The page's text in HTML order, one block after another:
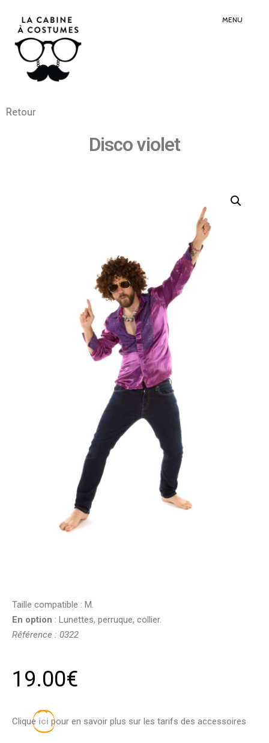
MENU
Retour
Disco violet
Taille compatible : M.
En option : Lunettes, perruque, collier.
Référence : 0322
19.00€
Clique ici pour en savoir plus sur les tarifs des accessoires